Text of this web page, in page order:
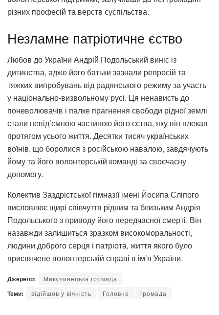
різних професій та верств суспільства.
Незламне патріотичне єство
Любов до України Андрій Подольський виніс із
дитинства, адже його батьки зазнали репресій та
тяжких випробувань від радянського режиму за участь
у національно-визвольному русі. Ця ненависть до
поневолювачів і палке прагнення свободи рідної землі
стали невід’ємною частиною його єства, яку він плекав
протягом усього життя. Десятки тисяч українських
воїнів, що боролися з російською навалою, завдячують
йому та його волонтерській команді за своєчасну
допомогу.
Колектив Заздрістської гімназії імені Йосипа Сліпого
висловлює щирі співчуття рідним та близьким Андрія
Подольського з приводу його передчасної смерті. Він
назавжди залишиться зразком високоморальності,
людини доброго серця і патріота, життя якого було
присвячене волонтерській справі в ім’я України.
Джерело: Микулинецька громада
Теми: відійшов у вічність Головне громада